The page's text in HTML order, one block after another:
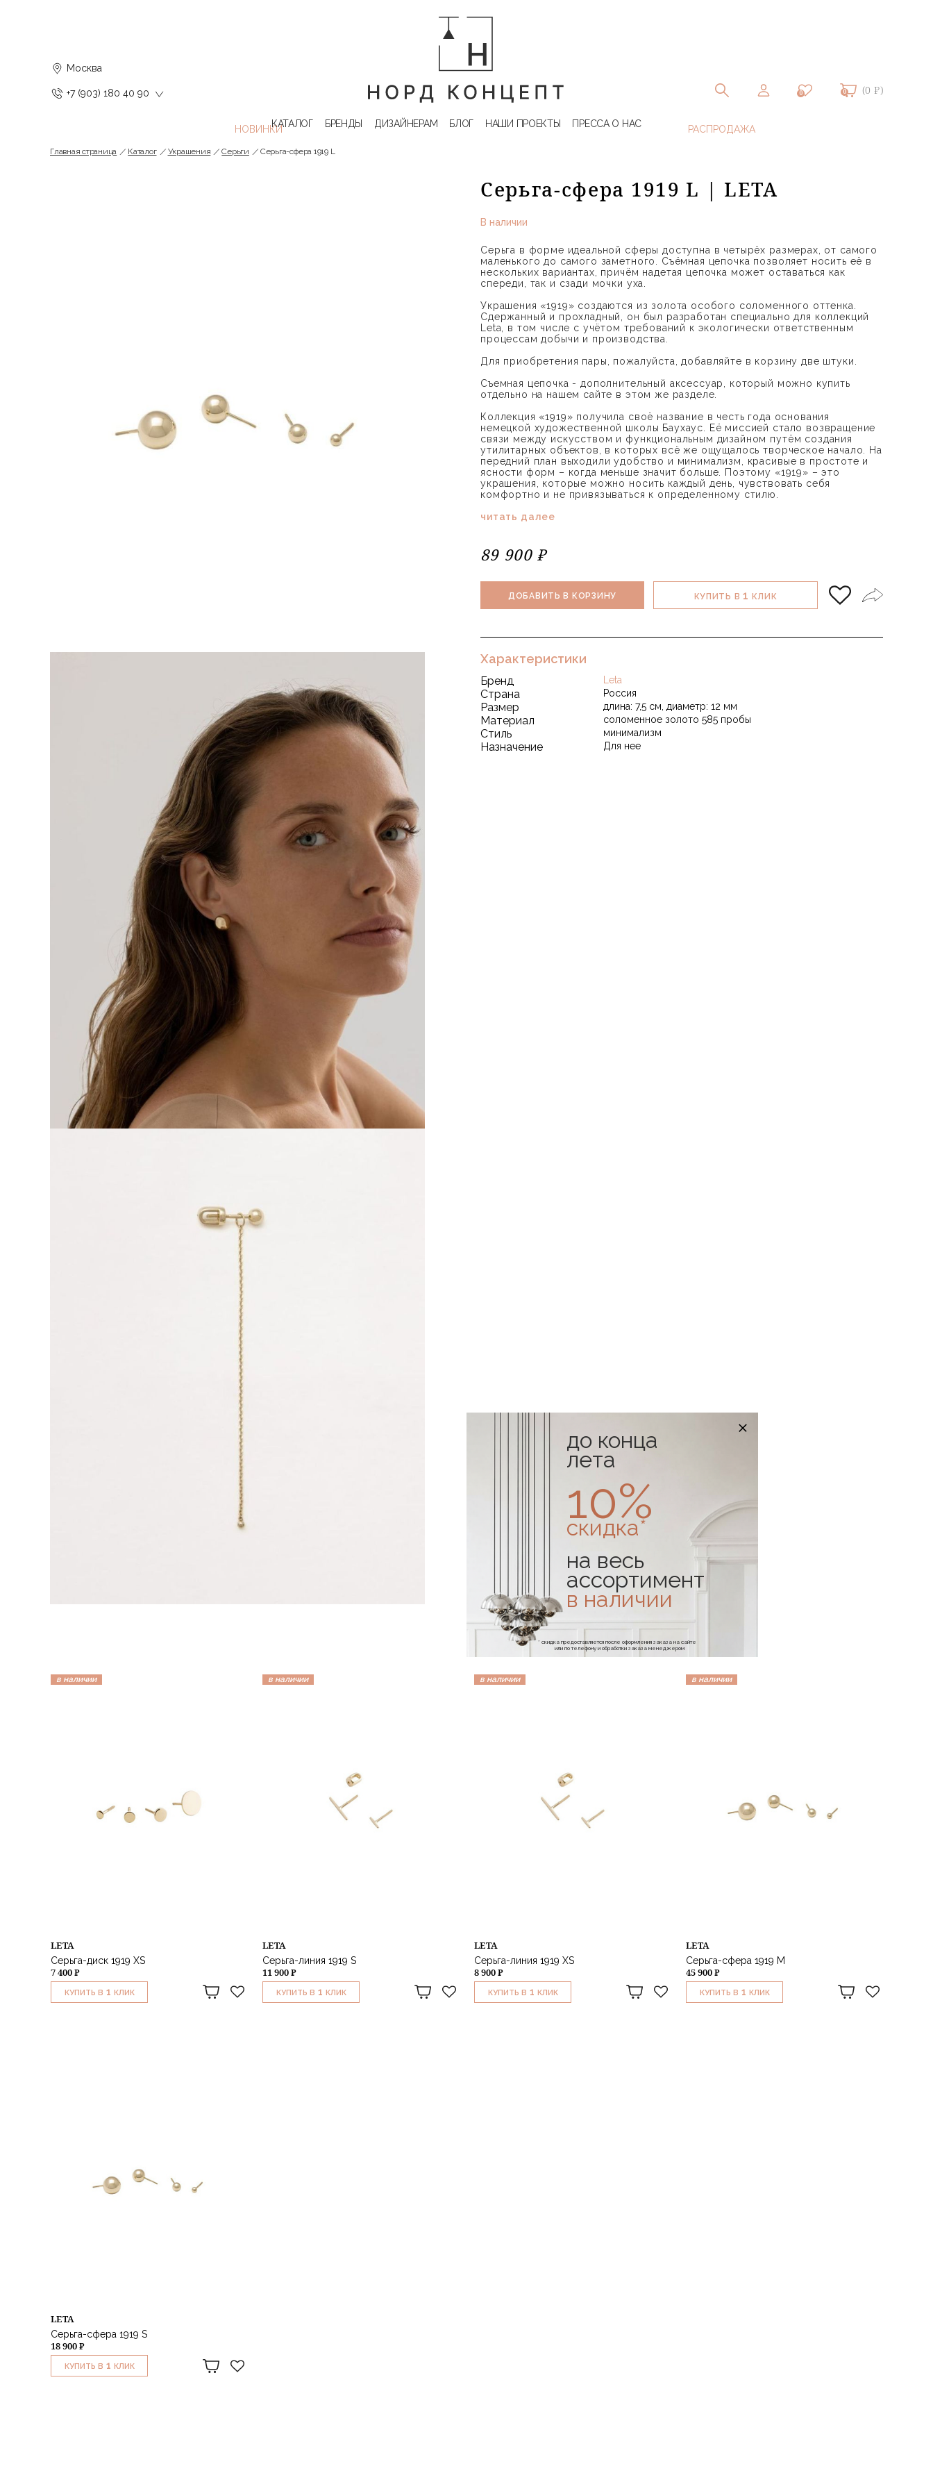
Москва
+7 (903) 180 40 90 0 0 (0 ₽)
КАТАЛОГ БРЕНДЫ ДИЗАЙНЕРАМ БЛОГ НАШИ ПРОЕКТЫ ПРЕССА О НАС
Главная страница Каталог Украшения Серьги Серьга-сфера 1919 L
Серьга-сфера 1919 L | LETA
В наличии
Серьга в форме идеальной сферы доступна в четырёх размерах, от самого
маленького до самого заметного. Съёмная цепочка позволяет носить её в
нескольких вариантах, причём надетая цепочка может оставаться как
спереди, так и сзади мочки уха.
Украшения «1919» создаются из золота особого соломенного оттенка.
Сдержанный и прохладный, он был разработан специально для коллекций
Leta, в том числе с учётом требований к экологически ответственным
процессам добычи и производства.
Для приобретения пары, пожалуйста, добавляйте в корзину две штуки.
Съемная цепочка - дополнительный аксессуар, который можно купить
отдельно на нашем сайте в этом же разделе.
Коллекция «1919» получила своё название в честь года основания
немецкой художественной школы Баухаус. Её миссией стало возвращение
связи между искусством и функциональным дизайном путём создания
утилитарных объектов, в которых всё же ощущалось творческое начало. На
передний план выходили удобство и минимализм, красивые в простоте и
ясности форм – когда меньше значит больше. Поэтому «1919» – это
украшения, которые можно носить каждый день, чувствовать себя
комфортно и не привязываться к определенному стилю.
читать далее
89 900 ₽
ДОБАВИТЬ В КОРЗИНУ КУПИТЬ В1 КЛИК
Характеристики
Бренд Leta
Страна Россия
Размер длина: 7,5 см, диаметр: 12 мм
Материал соломенное золото 585 пробы
Стиль минимализм
Назначение Для нее
в наличии
LETA
Серьга-диск 1919 XS
7 400 ₽
КУПИТЬ В 1 КЛИК
в наличии
LETA
Серьга-линия 1919 S
11 900 ₽
КУПИТЬ В 1 КЛИК
в наличии
LETA
Серьга-линия 1919 XS
8 900 ₽
КУПИТЬ В 1 КЛИК
в наличии
LETA
Серьга-сфера 1919 M
45 900 ₽
КУПИТЬ В 1 КЛИК
LETA
Серьга-сфера 1919 S
18 900 ₽
КУПИТЬ В 1 КЛИК
до конца
лета
10%
скидка*
на весь
ассортимент
в наличии
* скидка предоставляется после оформления заказа на сайте
или по телефону и обработки заказа менеджером